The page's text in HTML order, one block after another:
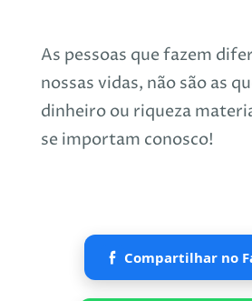
As pessoas que fazem
nossas vidas, não são as
dinheiro ou riqueza
se importam conosco!
Compartilhar no